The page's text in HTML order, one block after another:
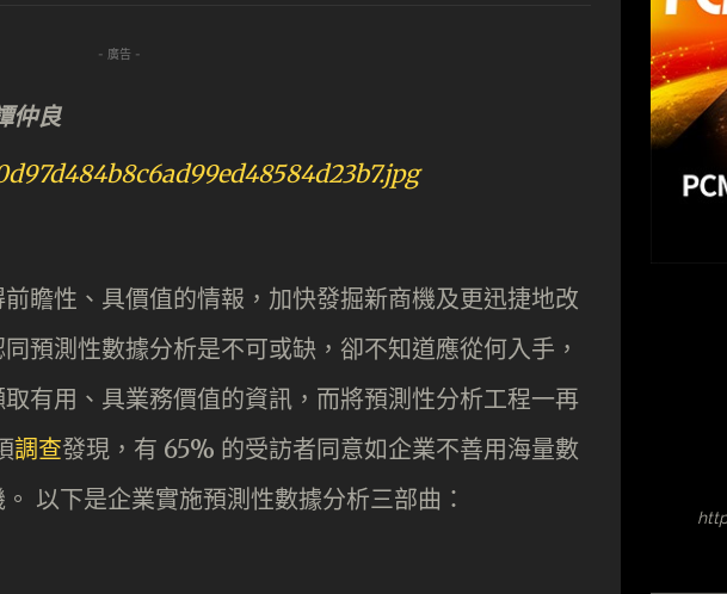
- 廣告 -
仲良
瞻性、具價值的情報，加快發掘新商機及更迅捷地改
預測性數據分析是不可或缺，卻不知道應從何入手，
有用、具業務價值的資訊，而將預測性分析工程一再
調查發現，有 65% 的受訪者同意如企業不善用海量數
以下是企業實施預測性數據分析三部曲：